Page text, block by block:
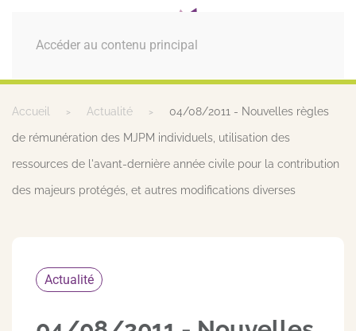
Accéder au contenu principal
MENU
Accueil Actualité 04/08/2011 - Nouvelles règles
de rémunération des MJPM individuels, utilisation des
ressources de l'avant-dernière année civile pour la contribution
des majeurs protégés, et autres modifications diverses
Actualité